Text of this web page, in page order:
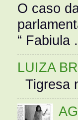
O caso
“ Fabiula
LUIZA
Tigresa